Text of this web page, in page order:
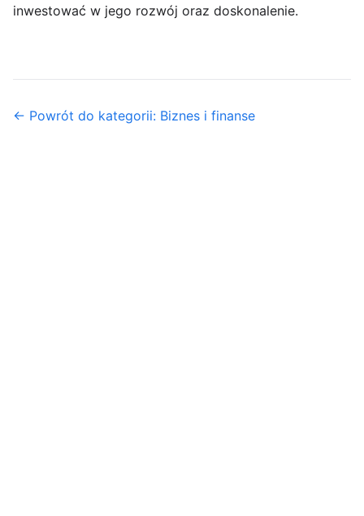
inwestować w jego rozwój oraz doskonalenie.
← Powrót do kategorii: Biznes i finanse